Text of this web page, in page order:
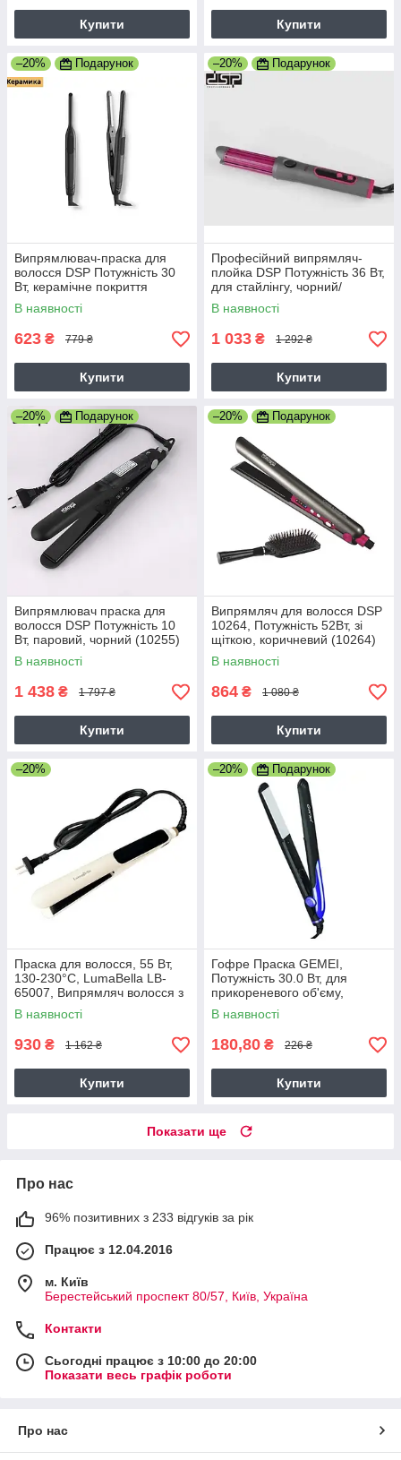
Купити Купити
–20% Подарунок
Випрямлювач-праска для
волосся DSP Потужність 30
Вт, керамічне покриття
пластин, сірий/металік
(10443)
В наявності
623 ₴ 779 ₴
Купити
–20% Подарунок
Професійний випрямляч-
плойка DSP Потужність 36 Вт,
для стайлінгу, чорний/
рожевий (10273)
В наявності
1 033 ₴ 1 292 ₴
Купити
–20% Подарунок
Випрямлювач праска для
волосся DSP Потужність 10
Вт, паровий, чорний (10255)
В наявності
1 438 ₴ 1 797 ₴
Купити
–20% Подарунок
Випрямляч для волосся DSP
10264, Потужність 52Вт, зі
щіткою, коричневий (10264)
В наявності
864 ₴ 1 080 ₴
Купити
–20%
Праска для волосся, 55 Вт,
130-230°C, LumaBella LB-
65007, Випрямляч волосся з
LED дисплеєм Плоскі щипці
для волосся
В наявності
930 ₴ 1 162 ₴
Купити
–20% Подарунок
Гофре Праска GEMEI,
Потужність 30.0 Вт, для
прикореневого об'єму,
Чорний
В наявності
180,80 ₴ 226 ₴
Купити
Показати ще
Про нас
96% позитивних з 233 відгуків за рік
Працює з 12.04.2016
м. Київ
Берестейський проспект 80/57, Київ, Україна
Контакти
Сьогодні працює з 10:00 до 20:00
Показати весь графік роботи
Про нас